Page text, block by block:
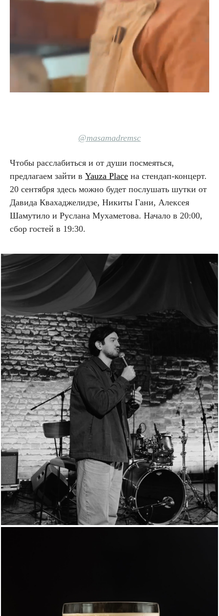
@masamadremsc
Чтобы расслабиться и от души посмеяться,
предлагаем зайти в Yauza Place на стендап-концерт.
20 сентября здесь можно будет послушать шутки от
Давида Квахаджелидзе, Никиты Гани, Алексея
Шамутило и Руслана Мухаметова. Начало в 20:00,
сбор гостей в 19:30.